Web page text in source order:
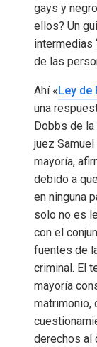
gays y
ellos? Un
intermedias
de las
Ahí «Ley de
una
Dobbs de la
juez
mayoría,
debido a
en ninguna
solo no es
con el
fuentes de
criminal. El
mayoría
matrimonio,
derechos al